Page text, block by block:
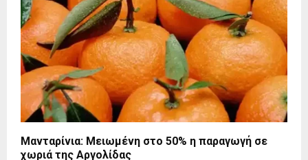
Μανταρίνια: Μειωμένη στο 50% η παραγωγή σε
χωριά της Αργολίδας